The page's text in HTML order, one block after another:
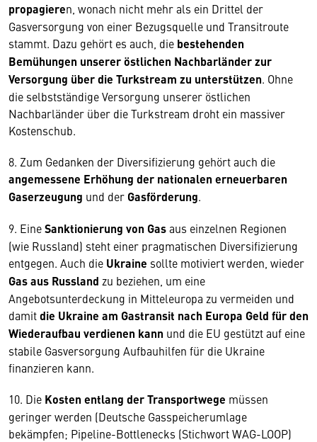
propagieren, wonach nicht mehr als ein Drittel der
Gasversorgung von einer Bezugsquelle und Transitroute
stammt. Dazu gehört es auch, die bestehenden
Bemühungen unserer östlichen Nachbarländer zur
Versorgung über die Turkstream zu unterstützen. Ohne
die selbstständige Versorgung unserer östlichen
Nachbarländer über die Turkstream droht ein massiver
Kostenschub.
8. Zum Gedanken der Diversifizierung gehört auch die
angemessene Erhöhung der nationalen erneuerbaren
Gaserzeugung und der Gasförderung.
9. EineSanktionierung von Gasaus einzelnen Regionen
(wie Russland) steht einer pragmatischen Diversifizierung
entgegen. Auch die Ukraine sollte motiviert werden, wieder
Gas aus Russland zu beziehen, um eine
Angebotsunterdeckung in Mitteleuropa zu vermeiden und
damitdie Ukraine am Gastransit nach Europa Geld für den
Wiederaufbau verdienen kann und die EU gestützt auf eine
stabile Gasversorgung Aufbauhilfen für die Ukraine
finanzieren kann.
10. Die Kosten entlang der Transportwege müssen
geringer werden (Deutsche Gasspeicherumlage
bekämpfen; Pipeline-Bottlenecks (Stichwort WAG-LOOP)